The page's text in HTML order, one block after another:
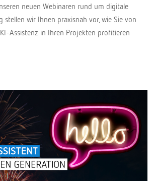
neuen Webinaren rund um digitale
stellen wir Ihnen praxisnah vor, wie Sie von
Assistenz in Ihren Projekten profitieren